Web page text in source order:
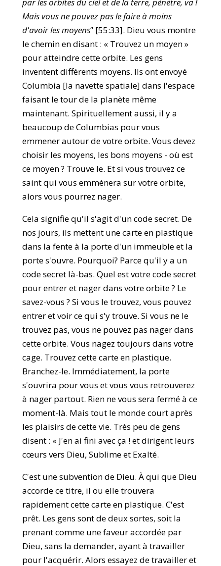
Mais vous ne pouvez pas le faire à moins
d'avoir les moyens” [55:33]. Dieu vous montre
le chemin en disant : « Trouvez un moyen »
pour atteindre cette orbite. Les gens
inventent différents moyens. Ils ont envoyé
Columbia [la navette spatiale] dans l'espace
faisant le tour de la planète même
maintenant. Spirituellement aussi, il y a
beaucoup de Columbias pour vous
emmener autour de votre orbite. Vous devez
choisir les moyens, les bons moyens - où est
ce moyen ? Trouve le. Et si vous trouvez ce
saint qui vous emmènera sur votre orbite,
alors vous pourrez nager.
Cela signifie qu'il s'agit d'un code secret. De
nos jours, ils mettent une carte en plastique
dans la fente à la porte d'un immeuble et la
porte s'ouvre. Pourquoi? Parce qu'il y a un
code secret là-bas. Quel est votre code secret
pour entrer et nager dans votre orbite ? Le
savez-vous ? Si vous le trouvez, vous pouvez
entrer et voir ce qui s'y trouve. Si vous ne le
trouvez pas, vous ne pouvez pas nager dans
cette orbite. Vous nagez toujours dans votre
cage. Trouvez cette carte en plastique.
Branchez-le. Immédiatement, la porte
s'ouvrira pour vous et vous vous retrouverez
à nager partout. Rien ne vous sera fermé à ce
moment-là. Mais tout le monde court après
les plaisirs de cette vie. Très peu de gens
disent : « J'en ai fini avec ça ! et dirigent leurs
cœurs vers Dieu, Sublime et Exalté.
C'est une subvention de Dieu. À qui que Dieu
accorde ce titre, il ou elle trouvera
rapidement cette carte en plastique. C'est
prêt. Les gens sont de deux sortes, soit la
prenant comme une faveur accordée par
Dieu, sans la demander, ayant à travailler
pour l'acquérir. Alors essayez de travailler et